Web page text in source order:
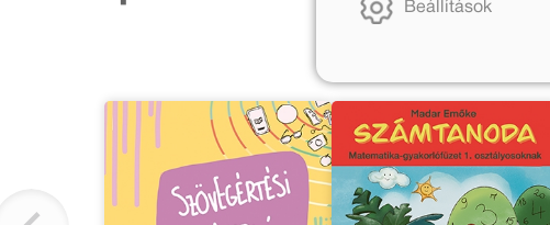
Beállítások